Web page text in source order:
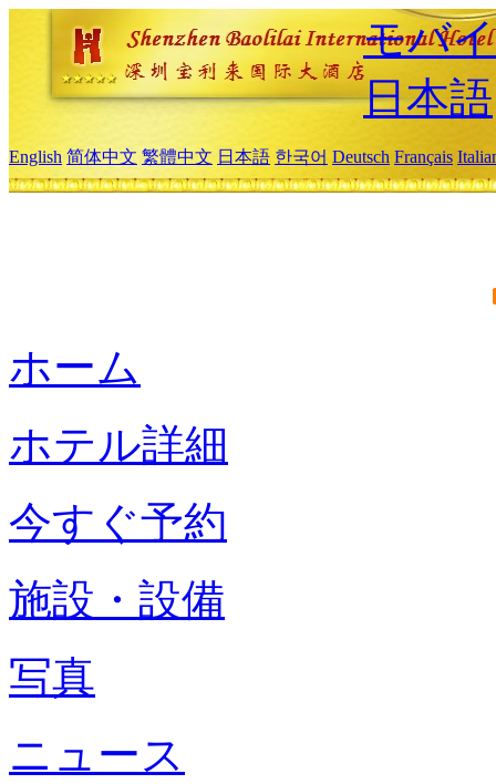
モバ
日本語
English 简体中文 繁體中文 日本語 한국어 Deutsch Français
ホーム
ホテル詳細
今すぐ予約
施設・設備
写真
ニュース